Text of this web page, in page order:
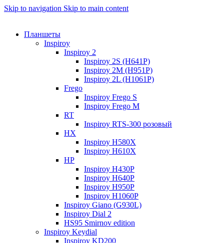
Skip to navigation Skip to main content
Планшеты
Inspiroy
Inspiroy 2
Inspiroy 2S (H641P)
Inspiroy 2M (H951P)
Inspiroy 2L (H1061P)
Frego
Inspiroy Frego S
Inspiroy Frego M
RT
Inspiroy RTS-300 розовый
HX
Inspiroy H580X
Inspiroy H610X
HP
Inspiroy H430P
Inspiroy H640P
Inspiroy H950P
Inspiroy H1060P
Inspiroy Giano (G930L)
Inspiroy Dial 2
HS95 Smirnov edition
Inspiroy Keydial
Inspiroy KD200